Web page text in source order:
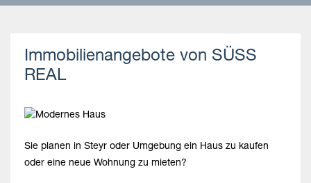
Immobilienangebote von SÜSS
REAL
Sie planen in Steyr oder Umgebung ein Haus zu kaufen
oder eine neue Wohnung zu mieten?